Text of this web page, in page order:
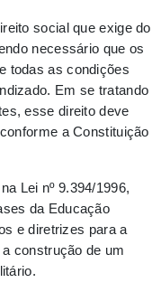
social que exige do
necessário que os
todas as condições
Em se tratando
esse direito deve
a Constituição
Lei nº 9.394/1996,
da Educação
e diretrizes para a
construção de um